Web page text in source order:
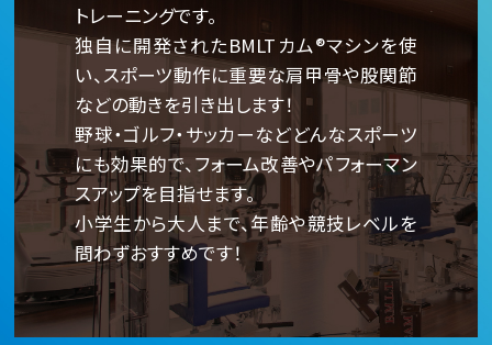
トレーニングです。
独自に開発されたBMLTカム®マシンを使
い、スポーツ動作に重要な肩甲骨や股関節
などの動きを引き出します！
野球・ゴルフ・サッカーなどどんなスポーツ
にも効果的で、フォーム改善やパフォーマン
スアップを目指せます。
小学生から大人まで、年齢や競技レベルを
問わずおすすめです！